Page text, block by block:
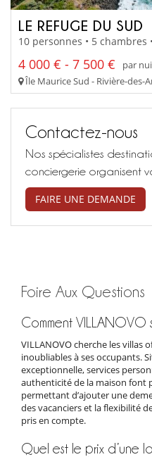
LE REFUGE DU SUD
10 personnes • 5 chambres
4 000 € - 7 500 €
par
Île Maurice Sud - Rivière-des-
Contactez-nous
Nos spécialistes
conciergerie organisent
FAIRE UNE DEMANDE
Foire Aux Questions
Comment VILLANOVO
VILLANOVO cherche les villas
inoubliables à ses occupants.
exceptionnelle, services
authenticité de la maison font
permettant d’ajouter une
des vacanciers et la flexibilité
pris en compte.
Quel est le prix d’une